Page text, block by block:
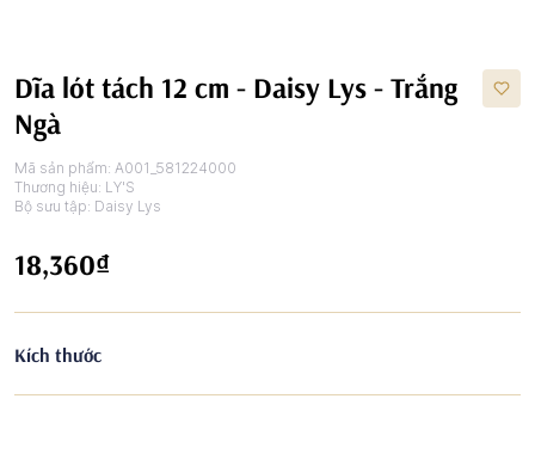
Dĩa lót tách 12 cm - Daisy Lys - Trắng
Ngà
Mã sản phẩm: A001_581224000
Thương hiệu: LY'S
Bộ sưu tập: Daisy Lys
18,360₫
Kích thước